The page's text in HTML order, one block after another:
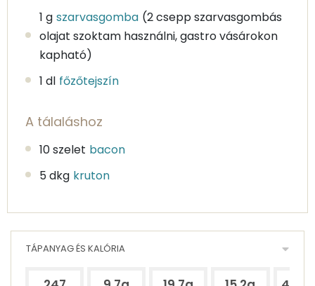
1 g szarvasgomba (2 csepp szarvasgombás
olajat szoktam használni, gastro vásárokon
kapható)
1 dl főzőtejszín
A tálaláshoz
10 szelet bacon
5 dkg kruton
TÁPANYAG ÉS KALÓRIA